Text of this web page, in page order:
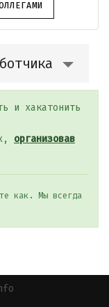
и хакатонить
организовав
как. Мы всегда